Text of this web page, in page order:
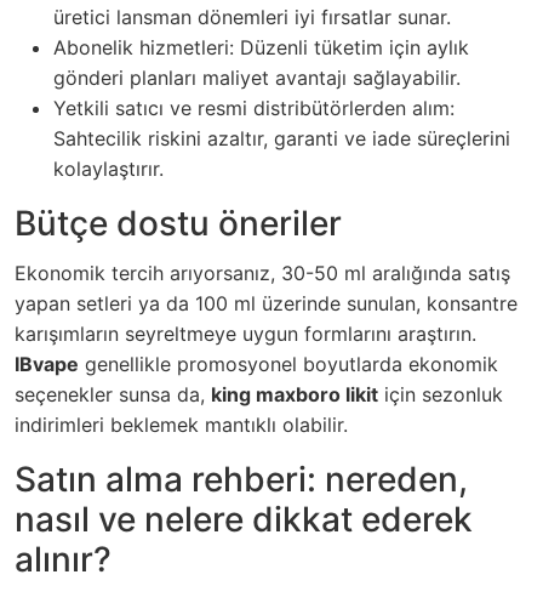
üretici lansman dönemleri iyi fırsatlar sunar.
Abonelik hizmetleri: Düzenli tüketim için aylık
gönderi planları maliyet avantajı sağlayabilir.
Yetkili satıcı ve resmi distribütörlerden alım:
Sahtecilik riskini azaltır, garanti ve iade süreçlerini
kolaylaştırır.
Bütçe dostu öneriler
Ekonomik tercih arıyorsanız, 30-50 ml aralığında satış
yapan setleri ya da 100 ml üzerinde sunulan, konsantre
karışımların seyreltmeye uygun formlarını araştırın.
IBvape genellikle promosyonel boyutlarda ekonomik
seçenekler sunsa da, king maxboro likit için sezonluk
indirimleri beklemek mantıklı olabilir.
Satın alma rehberi: nereden,
nasıl ve nelere dikkat ederek
alınır?